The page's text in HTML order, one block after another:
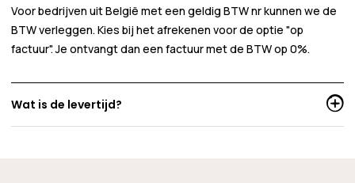
Voor bedrijven uit België met een geldig BTW nr kunnen we de
BTW verleggen. Kies bij het afrekenen voor de optie "op
factuur". Je ontvangt dan een factuur met de BTW op 0%.
Wat is de levertijd?